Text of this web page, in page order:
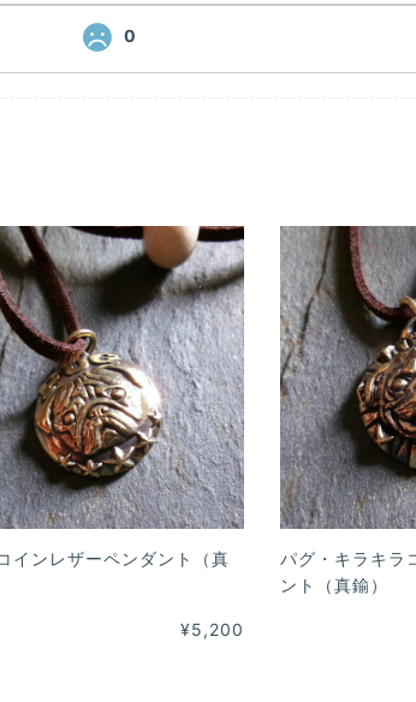
0
インレザーペンダント（真
¥5,200
パグ・キラキラ
ント（真鍮）